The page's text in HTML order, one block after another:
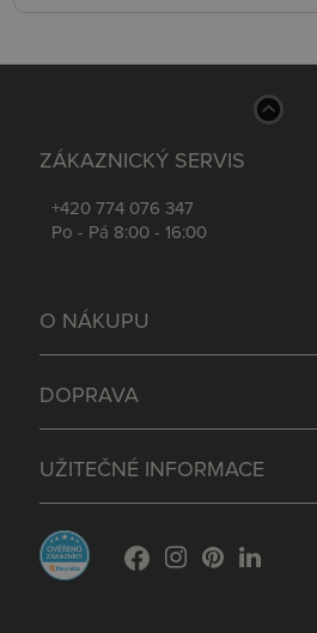
ZÁKAZNICKÝ SERVIS
+420 774 076 347
Po - Pá 8:00 - 16:00
O NÁKUPU
DOPRAVA
UŽITEČNÉ INFORMACE